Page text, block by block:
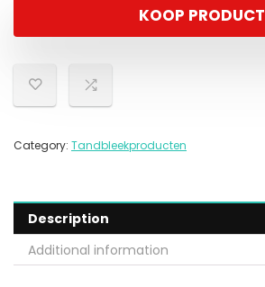
KOOP PRODUCT
Category: Tandbleekproducten
Description
Additional information